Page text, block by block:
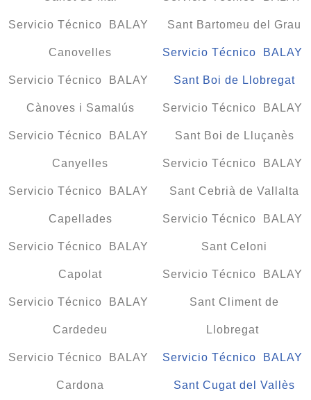
Servicio Técnico BALAY
Canovelles
Servicio Técnico BALAY
Cànoves i Samalús
Servicio Técnico BALAY
Canyelles
Servicio Técnico BALAY
Capellades
Servicio Técnico BALAY
Capolat
Servicio Técnico BALAY
Cardedeu
Servicio Técnico BALAY
Cardona
Sant Bartomeu del Grau
Servicio Técnico BALAY
Sant Boi de Llobregat
Servicio Técnico BALAY
Sant Boi de Lluçanès
Servicio Técnico BALAY
Sant Cebrià de Vallalta
Servicio Técnico BALAY
Sant Celoni
Servicio Técnico BALAY
Sant Climent de
Llobregat
Servicio Técnico BALAY
Sant Cugat del Vallès